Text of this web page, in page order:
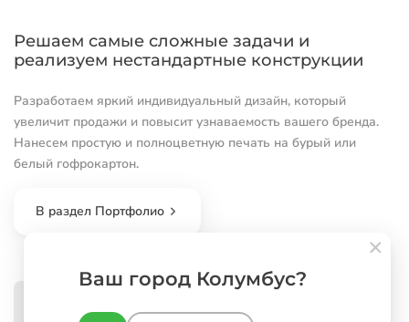
Решаем самые сложные задачи и
реализуем нестандартные конструкции
Разработаем яркий индивидуальный дизайн, который
увеличит продажи и повысит узнаваемость вашего бренда.
Нанесем простую и полноцветную печать на бурый или
белый гофрокартон.
В раздел Портфолио
Ваш город Колумбус?